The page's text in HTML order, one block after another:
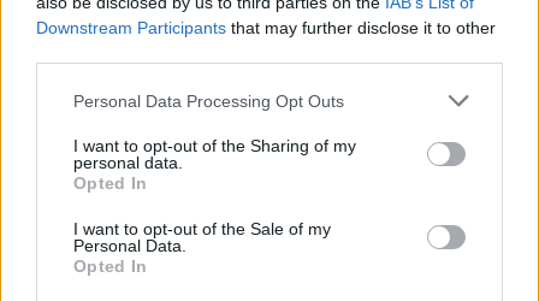
Downstream Participants that may further disclose it to other
Personal Data Processing Opt Outs
I want to opt-out of the Sharing of my
personal data.
Opted In
I want to opt-out of the Sale of my
Personal Data.
Opted In